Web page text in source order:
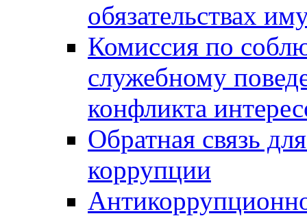
обязательствах
Комиссия по
служебному
конфликта
Обратная связь
коррупции